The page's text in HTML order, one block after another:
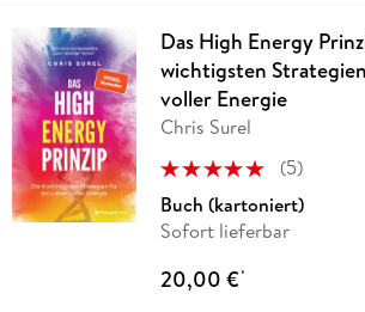
Das High Energy
wichtigsten
voller Energie
Chris Surel
(5)
Buch (kartoniert)
Sofort lieferbar
20,00 €*